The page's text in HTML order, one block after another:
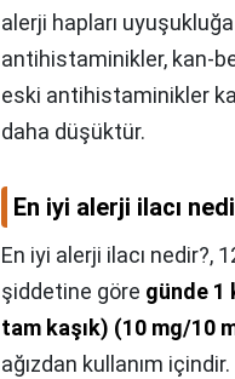
alerji hapları
antihistaminikler, kan-
eski antihistaminikler
daha düşüktür.
En iyi alerji ilacı
En iyi alerji ilacı nedir?,
şiddetine göre günde 1
tam kaşık) (10 mg/10
ağızdan kullanım